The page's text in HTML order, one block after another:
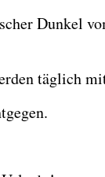
Dunkel
täglich